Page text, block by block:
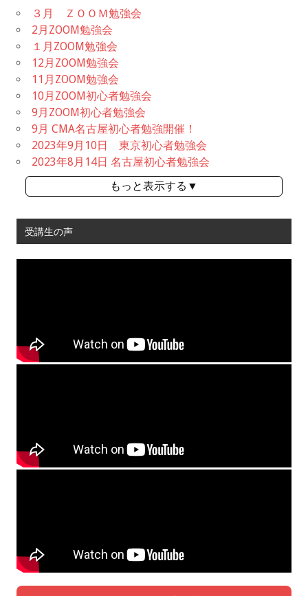
３月 ＺＯＯＭ勉強会
2月ZOOM勉強会
１月ZOOM勉強会
12月ZOOM勉強会
11月ZOOM勉強会
10月ZOOM初心者勉強会
9月ZOOM初心者勉強会
9月 CMA名古屋初心者勉強開催！
2023年9月10日 東京初心者勉強会
2023年8月14日 名古屋初心者勉強会
もっと表示する▼
受講生の声